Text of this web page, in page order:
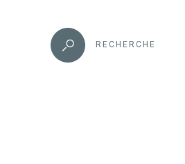
RECHERCHE